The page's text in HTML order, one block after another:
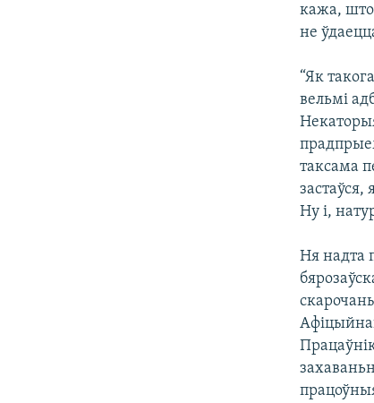
кажа, што
не
“Як
вельмі
таксама
застаўся,
Ну і,
Ня надта